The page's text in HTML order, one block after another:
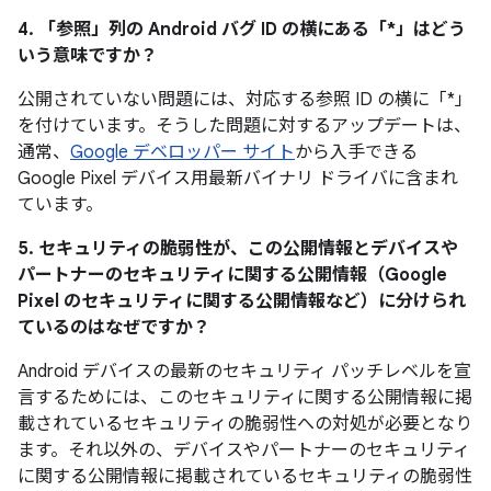
4. 「参照」 列の Android バグ ID の横にある「*」はどう
いう意味ですか？
公開されていない問題には、対応する参照 ID の横に「*」
を付けています。そうした問題に対するアップデートは、
通常、 Google デベロッパー サイトから入手できる
Google Pixel デバイス用最新バイナリ ドライバに含まれ
ています。
5. セキュリティの脆弱性が、この公開情報とデバイスや
パートナーのセキュリティに関する公開情報（Google
Pixel のセキュリティに関する公開情報など）に分けられ
ているのはなぜですか？
Android デバイスの最新のセキュリティ パッチレベルを宣
言するためには、このセキュリティに関する公開情報に掲
載されているセキュリティの脆弱性への対処が必要となり
ます。それ以外の、デバイスやパートナーのセキュリティ
に関する公開情報に掲載されているセキュリティの脆弱性